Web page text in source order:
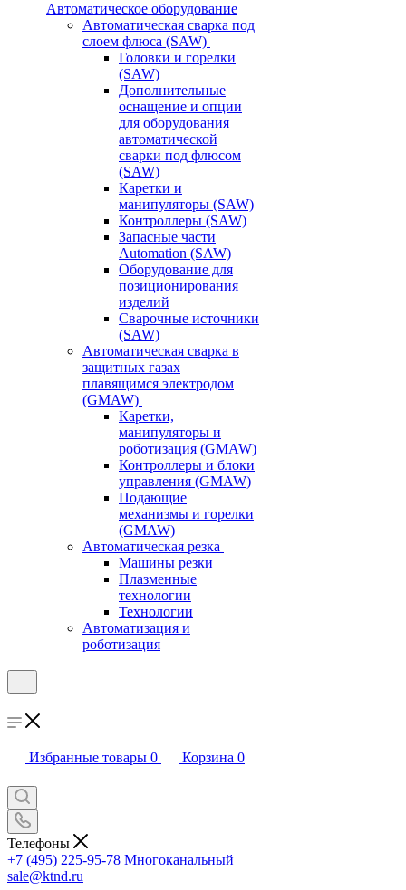
Автоматическое оборудование
Автоматическая сварка под
слоем флюса (SAW)
Головки и горелки
(SAW)
Дополнительные
оснащение и опции
для оборудования
автоматической
сварки под флюсом
(SAW)
Каретки и
манипуляторы (SAW)
Контроллеры (SAW)
Запасные части
Automation (SAW)
Оборудование для
позиционирования
изделий
Сварочные источники
(SAW)
Автоматическая сварка в
защитных газах
плавящимся электродом
(GMAW)
Каретки,
манипуляторы и
роботизация (GMAW)
Контроллеры и блоки
управления (GMAW)
Подающие
механизмы и горелки
(GMAW)
Автоматическая резка
Машины резки
Плазменные
технологии
Технологии
Автоматизация и
роботизация
Избранные товары 0 Корзина 0
Телефоны
+7 (495) 225-95-78 Многоканальный
sale@ktnd.ru